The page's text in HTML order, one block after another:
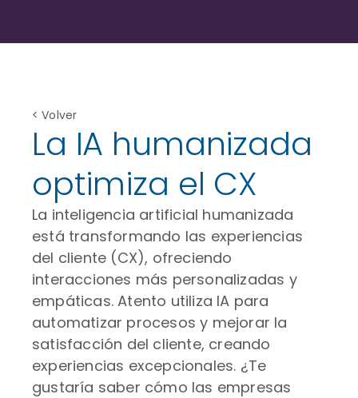
< Volver
La IA humanizada
optimiza el CX
La inteligencia artificial humanizada
está transformando las experiencias
del cliente (CX), ofreciendo
interacciones más personalizadas y
empáticas. Atento utiliza IA para
automatizar procesos y mejorar la
satisfacción del cliente, creando
experiencias excepcionales. ¿Te
gustaría saber cómo las empresas